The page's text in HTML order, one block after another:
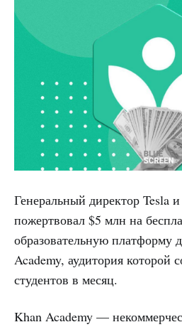
Генеральный директор Tesla
пожертвовал $5 млн на
образовательную платформу
Academy, аудитория которой
студентов в месяц.
Khan Academy —